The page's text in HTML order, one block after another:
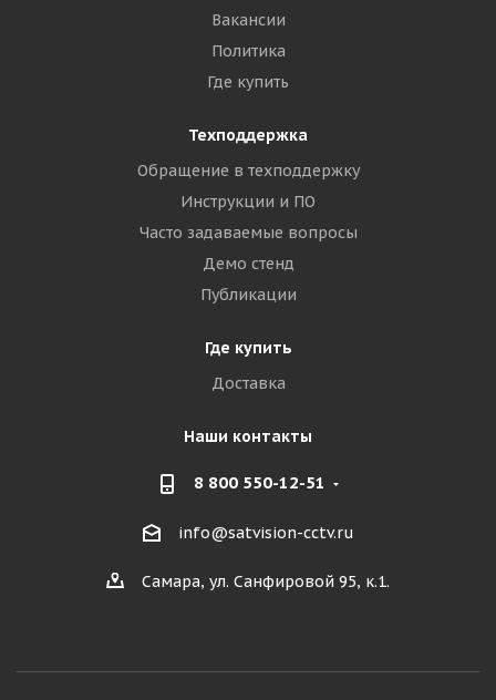
Вакансии
Политика
Где купить
Техподдержка
Обращение в техподдержку
Инструкции и ПО
Часто задаваемые вопросы
Демо стенд
Публикации
Где купить
Доставка
Наши контакты
8 800 550-12-51
info@satvision-cctv.ru
Самара, ул. Санфировой 95, к.1.